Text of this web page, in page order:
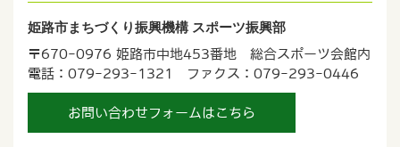
姫路市まちづくり振興機構 スポーツ振興部
〒670-0976 姫路市中地453番地 総合スポーツ会館内
電話：079-293-1321 ファクス：079-293-0446
お問い合わせフォームはこちら